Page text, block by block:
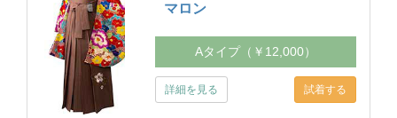
マロン
Aタイプ（￥12,000）
詳細を見る